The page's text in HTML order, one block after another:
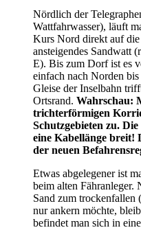
Nördlich der
Wattfahrwasser), läuft
Kurs Nord direkt auf
ansteigendes Sandwatt
E). Bis zum Dorf ist es
einfach nach Norden
Gleise der Inselbahn
Ortsrand. Wahrschau:
trichterförmigen
Schutzgebieten zu.
eine Kabellänge breit!
der neuen
Etwas abgelegener ist
beim alten Fähranleger.
Sand zum trockenfallen
nur ankern möchte,
befindet man sich in